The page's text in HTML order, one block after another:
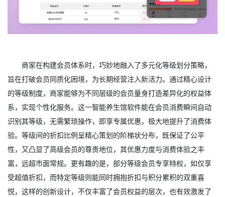
商家在构建会员体系时，巧妙地融入了多元化等级划分策略，
旨在打破会员同质化困境，为长期经营注入新活力。通过精心设计
的等级制度，商家能够为不同层级的会员量身打造差异化的权益体
系，实现个性化服务。这一智能养生馆软件能在会员消费瞬间自动
识别其等级，无需繁琐操作，即享专属优惠，极大地提升了消费体
验。等级间的折扣比例呈精心策划的阶梯状分布，既保证了公平
性，又凸显了高级会员的尊贵地位，其优惠力度与消费体验之丰
富，远超市面常规。更有趣的是，部分等级会员专享特权，如仅享
受超值折扣，而特定等级则能同时拥抱折扣与积分累积的双重喜
悦，这样的创新设计，不仅丰富了会员权益的层次，也有效激发了